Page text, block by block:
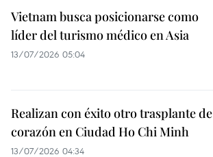
Vietnam busca posicionarse como
líder del turismo médico en Asia
13/07/2026 05:04
Realizan con éxito otro trasplante de
corazón en Ciudad Ho Chi Minh
13/07/2026 04:34